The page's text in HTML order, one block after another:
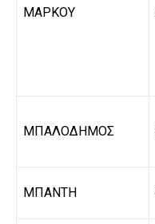
ΜΑΡΚΟΥ
ΜΠΑΛΟΔΗΜΟΣ
ΜΠΑΝΤΗ